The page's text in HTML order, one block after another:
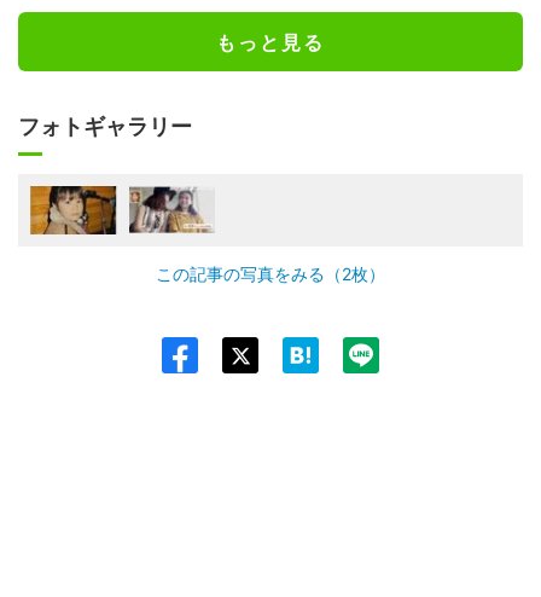
もっと見る
フォトギャラリー
この記事の写真をみる（2枚）